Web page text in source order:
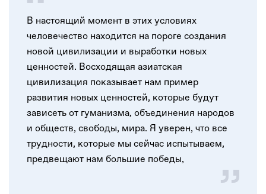
В настоящий момент в этих условиях
человечество находится на пороге создания
новой цивилизации и выработки новых
ценностей. Восходящая азиатская
цивилизация показывает нам пример
развития новых ценностей, которые будут
зависеть от гуманизма, объединения народов
и обществ, свободы, мира. Я уверен, что все
трудности, которые мы сейчас испытываем,
предвещают нам большие победы,